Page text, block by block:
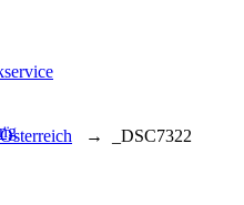
→ _DSC7322